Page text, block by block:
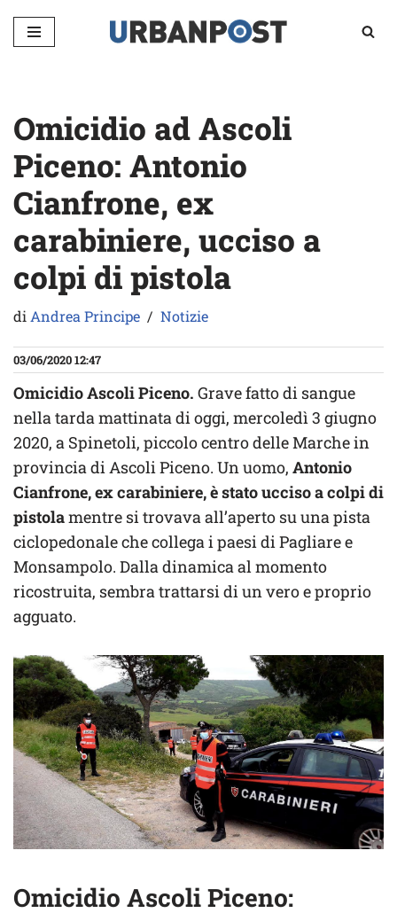
Vai
Omicidio ad Ascoli
Piceno: Antonio
Cianfrone, ex
carabiniere, ucciso a
colpi di pistola
diAndrea Principe Notizie
03/06/2020 12:47
Omicidio Ascoli Piceno. Grave fatto di sangue
nella tarda mattinata di oggi, mercoledì 3 giugno
2020, a Spinetoli, piccolo centro delle Marche in
provincia di Ascoli Piceno. Un uomo, Antonio
Cianfrone, ex carabiniere, è stato ucciso a colpi di
pistolamentre si trovava all’aperto su una pista
ciclopedonale che collega i paesi di Pagliare e
Monsampolo. Dalla dinamica al momento
ricostruita, sembra trattarsi di un vero e proprio
agguato.
Omicidio Ascoli Piceno: